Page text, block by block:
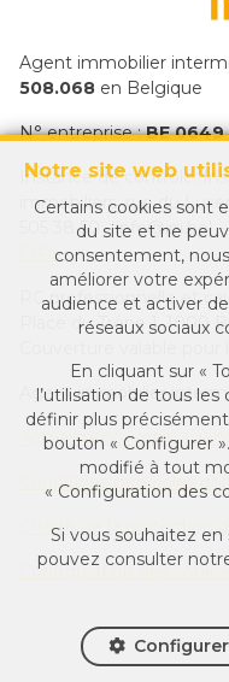
Notre site web
Certains cookies sont
du site et ne
consentement,
améliorer votre
audience et activer
réseaux sociaux
En cliquant sur «
l’utilisation de tous
définir plus
bouton « Configurer
modifié à tout
« Configuration des
Si vous souhaitez en
pouvez consulter
Configurer
Agent immobilier
508.068 en Belgique
N° entreprise :BE 0649
Instance de contrôle:
immobiliers, rue du
505 38 50 - info@ipi.be)
l’ IPI
RC professionnelle et
Place du Trône 1, 1000
Agent immobilier
Actualimmo, votre
Conditions générales
Charte de la protection
Configuration des